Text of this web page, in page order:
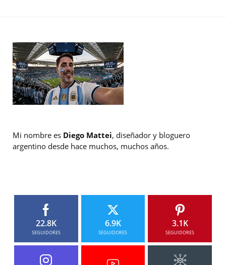
Mi nombre es Diego Mattei, diseñador y bloguero
argentino desde hace muchos, muchos años.
22.8K
SEGUIDORES
6.9K
SEGUIDORES
3.1K
SEGUIDORES